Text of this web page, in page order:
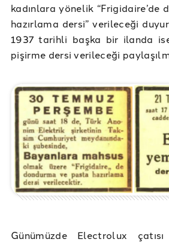
kadınlara yönelik “Frigidaire’de
hazırlama dersi” verileceği
1937 tarihli başka bir ilanda
pişirme dersi verileceği
Günümüzde Electrolux